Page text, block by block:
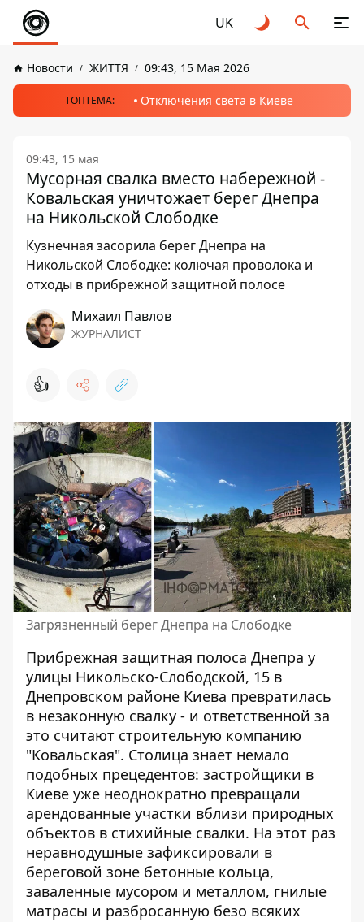
UK
Новости ЖИТТЯ 09:43, 15 Мая 2026
ТОПТЕМА: Отключения света в Киеве
09:43, 15 мая
Мусорная свалка вместо набережной -
Ковальская уничтожает берег Днепра
на Никольской Слободке
Кузнечная засорила берег Днепра на
Никольской Слободке: колючая проволока и
отходы в прибрежной защитной полосе
Михаил Павлов
ЖУРНАЛИСТ
👍
Загрязненный берег Днепра на Слободке
Прибрежная защитная полоса Днепра у
улицы Никольско-Слободской, 15 в
Днепровском районе Киева превратилась
в незаконную свалку - и ответственной за
это считают строительную компанию
"Ковальская". Столица знает немало
подобных прецедентов: застройщики в
Киеве уже неоднократно превращали
арендованные участки вблизи природных
объектов в стихийные свалки. На этот раз
неравнодушные зафиксировали в
береговой зоне бетонные кольца,
заваленные мусором и металлом, гнилые
матрасы и разбросанную безо всяких